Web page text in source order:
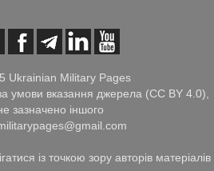
Ukrainian Military Pages
умови вказання джерела (CC BY 4.0),
зазначено іншого
із точкою зору авторів матеріалів